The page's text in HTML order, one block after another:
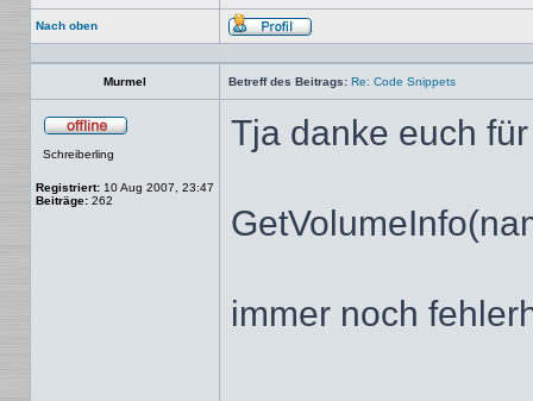
Nach oben
Profil
Murmel Betreff des Beitrags: Re: Code Snippets
Schreiberling
Registriert: 10 Aug 2007, 23:47
Beiträge: 262
Tja danke euch
immer noch